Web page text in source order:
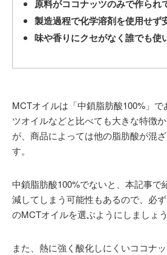
原料がココナッツのみで作られ
製造過程で化学溶剤を使用せず
味や香りにクセがなく誰でも使
MCTオイルは「中鎖脂肪酸100%」
ツオイルなどと比べても大きな特徴
が、商品によっては他の脂肪酸が混
す。
中鎖脂肪酸100%でないと、本記事で
減してしまう可能性もあるので、必ず
のMCTオイルを選ぶようにしましょう
また、熱に強く酸化しにくいココナ